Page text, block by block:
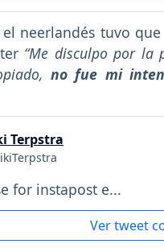
neerlandés tuvo
“Me disculpo por la
no fue mi
Terpstra
for instapost e...
Ver tweet